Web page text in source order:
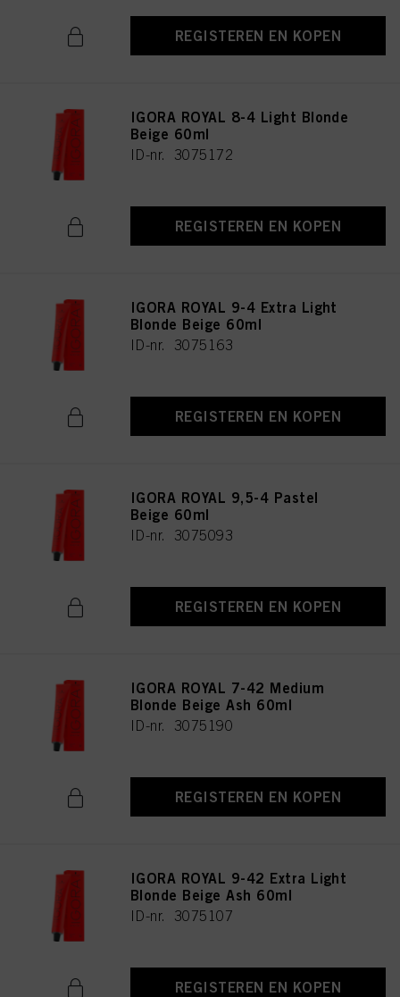
REGISTEREN EN KOPEN
IGORA ROYAL 8-4 Light Blonde
Beige 60ml
ID-nr. 3075172
REGISTEREN EN KOPEN
IGORA ROYAL 9-4 Extra Light
Blonde Beige 60ml
ID-nr. 3075163
REGISTEREN EN KOPEN
IGORA ROYAL 9,5-4 Pastel
Beige 60ml
ID-nr. 3075093
REGISTEREN EN KOPEN
IGORA ROYAL 7-42 Medium
Blonde Beige Ash 60ml
ID-nr. 3075190
REGISTEREN EN KOPEN
IGORA ROYAL 9-42 Extra Light
Blonde Beige Ash 60ml
ID-nr. 3075107
REGISTEREN EN KOPEN